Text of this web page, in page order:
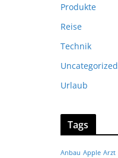
Produkte
Reise
Technik
Uncategorized
Urlaub
Tags
Anbau Apple Arzt